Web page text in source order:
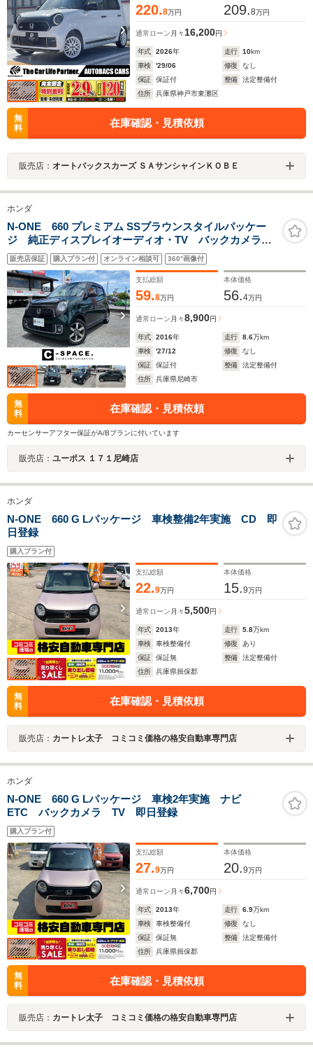
220.8万円 209.8万円
通常ローン 月々 16,200円
年式 2026年 走行 10km
車検
'29/06 修復
なし
保証
保証付 整備
法定整備付
住所
兵庫県神戸市東灘区
無
料
在庫確認・見積依頼
販売店： オートバックスカーズ ＳＡサンシャインＫＯＢＥ
ホンダ
N-ONE 660 プレミアム SSブラウンスタイルパッケー
ジ 純正ディスプレイオーディオ・TV バックカメラ
シートヒーター ハーフレザーシート HIDヘッドライ
ト オートライト フォグランプ ETC 純正14インチ
アルミ 当社指定タイヤ4本新品交換お渡し
販売店保証 購入プラン付 オンライン相談可 360°画像付
支払総額
59.8万円
本体価格
56.4万円
通常ローン 月々8,900円
年式 2016年 走行 8.6万km
車検
'27/12 修復
なし
保証
保証付 整備
法定整備付
住所
兵庫県尼崎市
無
料
在庫確認・見積依頼
カーセンサーアフター保証がA/Bプランに付いています
販売店： ユーポス １７１尼崎店
ホンダ
N-ONE 660 G Lパッケージ 車検整備2年実施 CD 即
日登録
購入プラン付
支払総額
22.9万円
本体価格
15.9万円
通常ローン 月々5,500円
年式 2013年 走行 5.8万km
車検
車検整備付 修復
あり
保証
保証無 整備
法定整備付
住所
兵庫県揖保郡
無
料
在庫確認・見積依頼
販売店： カートレ太子 コミコミ価格の格安自動車専門店
ホンダ
N-ONE 660 G Lパッケージ 車検2年実施 ナビ
ETC バックカメラ TV 即日登録
購入プラン付
支払総額
27.9万円
本体価格
20.9万円
通常ローン 月々6,700円
年式 2013年 走行 6.9万km
車検
車検整備付 修復
なし
保証
保証無 整備
法定整備付
住所
兵庫県揖保郡
無
料
在庫確認・見積依頼
販売店： カートレ太子 コミコミ価格の格安自動車専門店